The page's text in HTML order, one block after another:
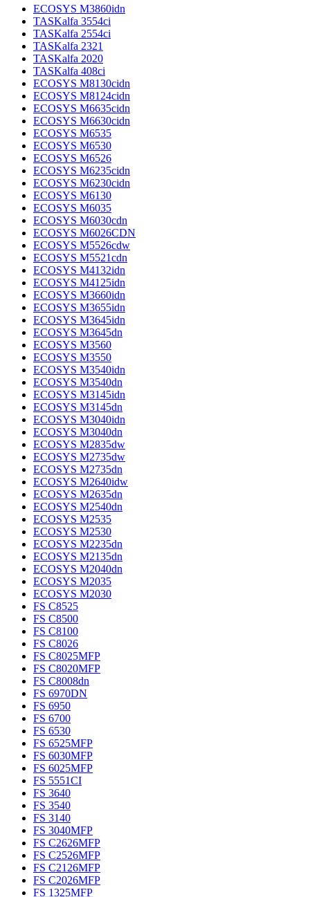
ECOSYS M3860idn
TASKalfa 3554ci
TASKalfa 2554ci
TASKalfa 2321
TASKalfa 2020
TASKalfa 408ci
ECOSYS M8130cidn
ECOSYS M8124cidn
ECOSYS M6635cidn
ECOSYS M6630cidn
ECOSYS M6535
ECOSYS M6530
ECOSYS M6526
ECOSYS M6235cidn
ECOSYS M6230cidn
ECOSYS M6130
ECOSYS M6035
ECOSYS M6030cdn
ECOSYS M6026CDN
ECOSYS M5526cdw
ECOSYS M5521cdn
ECOSYS M4132idn
ECOSYS M4125idn
ECOSYS M3660idn
ECOSYS M3655idn
ECOSYS M3645idn
ECOSYS M3645dn
ECOSYS M3560
ECOSYS M3550
ECOSYS M3540idn
ECOSYS M3540dn
ECOSYS M3145idn
ECOSYS M3145dn
ECOSYS M3040idn
ECOSYS M3040dn
ECOSYS M2835dw
ECOSYS M2735dw
ECOSYS M2735dn
ECOSYS M2640idw
ECOSYS M2635dn
ECOSYS M2540dn
ECOSYS M2535
ECOSYS M2530
ECOSYS M2235dn
ECOSYS M2135dn
ECOSYS M2040dn
ECOSYS M2035
ECOSYS M2030
FS C8525
FS C8500
FS C8100
FS C8026
FS C8025MFP
FS C8020MFP
FS C8008dn
FS 6970DN
FS 6950
FS 6700
FS 6530
FS 6525MFP
FS 6030MFP
FS 6025MFP
FS 5551CI
FS 3640
FS 3540
FS 3140
FS 3040MFP
FS C2626MFP
FS C2526MFP
FS C2126MFP
FS C2026MFP
FS 1325MFP